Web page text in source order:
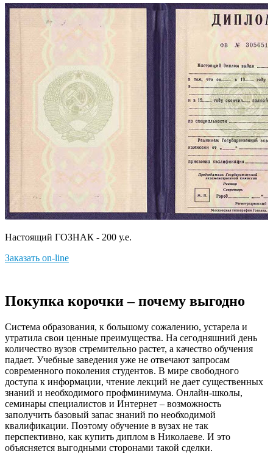
Настоящий ГОЗНАК - 200 у.е.
Заказать on-line
Покупка корочки – почему выгодно
Система образования, к большому сожалению, устарела и
утратила свои ценные преимущества. На сегодняшний день
количество вузов стремительно растет, а качество обучения
падает. Учебные заведения уже не отвечают запросам
современного поколения студентов. В мире свободного
доступа к информации, чтение лекций не дает существенных
знаний и необходимого профминимума. Онлайн-школы,
семинары специалистов и Интернет – возможность
заполучить базовый запас знаний по необходимой
квалификации. Поэтому обучение в вузах не так
перспективно, как купить диплом в Николаеве. И это
объясняется выгодными сторонами такой сделки.